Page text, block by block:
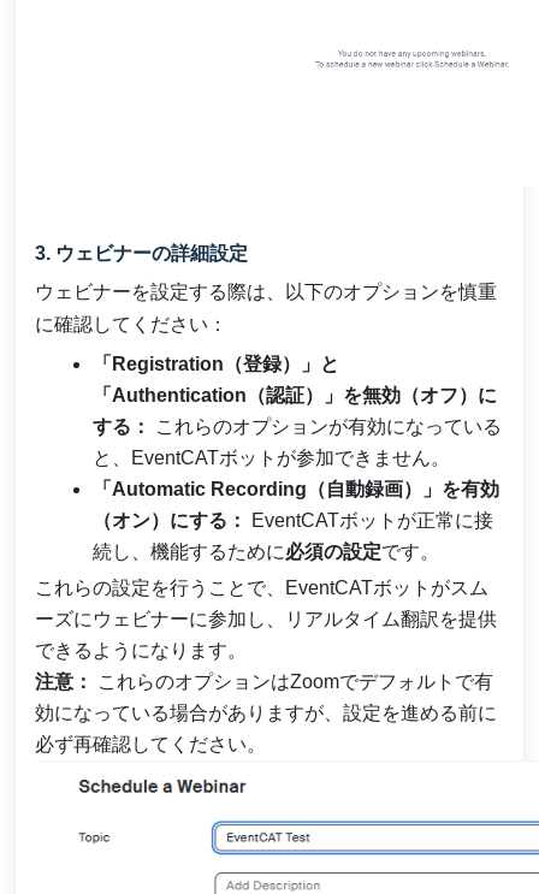
3. ウェビナーの詳細設定
ウェビナーを設定する際は、以下のオプションを慎重
に確認してください：
「Registration（登録）」と
「Authentication（認証）」を無効（オフ）に
する：
これらのオプションが有効になっている
と、EventCATボットが参加できません。
「Automatic Recording（自動録画）」を有効
（オン）にする：
EventCATボットが正常に接
続し、機能するために必須の設定です。
これらの設定を行うことで、EventCATボットがスム
ーズにウェビナーに参加し、リアルタイム翻訳を提供
できるようになります。
注意：
これらのオプションはZoomでデフォルトで有
効になっている場合がありますが、設定を進める前に
必ず再確認してください。